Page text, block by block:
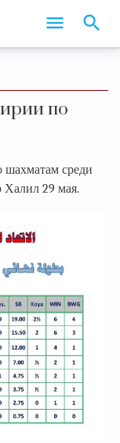
по
среди
29 мая.